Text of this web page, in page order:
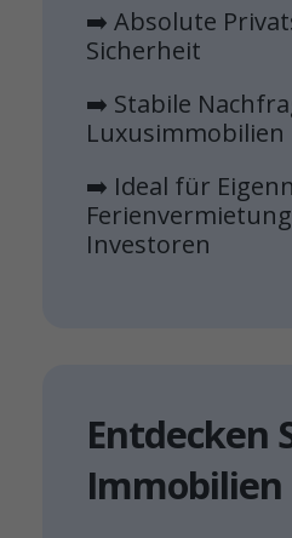
➡️ Absolute
Sicherheit
➡️ Stabile
Luxusimmobilien
➡️ Ideal für
Investoren
Entdecken
Immobilien